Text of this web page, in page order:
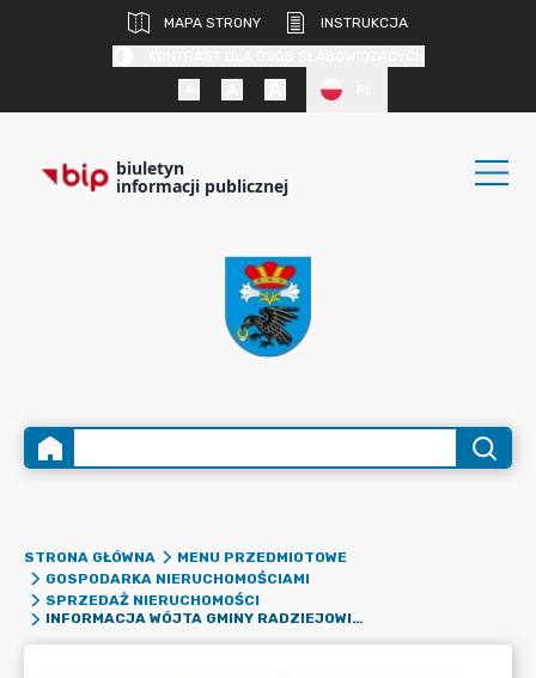
MAPA STRONY
INSTRUKCJA
biuletyn
informacji publicznej
STRONA GŁÓWNA
MENU PRZEDMIOTOWE
GOSPODARKA NIERUCHOMOŚCIAMI
SPRZEDAŻ NIERUCHOMOŚCI
INFORMACJA WÓJTA GMINY RADZIEJOWICE O PODANIU DO PUBLICZNEJ WIADOMOŚCI WYKAZU NIERUCHOMOŚCI POŁOŻONEJ W OBRĘBIE KUKLÓWKA RADZIEJOWICKA, MIEJSCOWOŚCI KUKLÓWKA RADZIEJOWICKA, GMINA RADZIEJOWICE OZNACZONEJ JAKO DZIAŁKI EWIDENCYJNE NUMER 65/13, 65/25, 65/27, 65/29, PRZEZNACZONEJ DO SPRZEDAŻY